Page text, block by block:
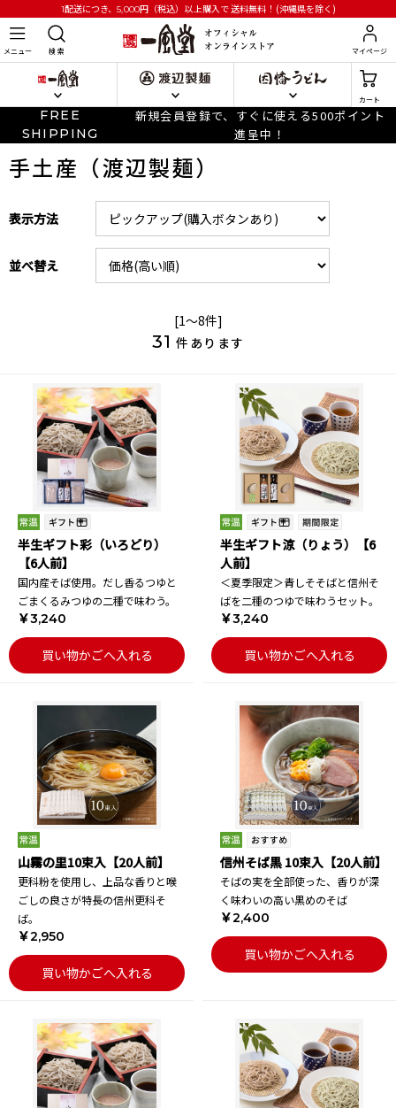
1配送につき、5,000円 （税込）以上購入で送料無料！(沖縄県を除く)
メニュー 検 索 マイページ
カート
FREE
SHIPPING
新規会員登録で、すぐに使える500ポイント
進呈中！
手土産（渡辺製麺）
表示方法
並べ替え
[1～8件]
31 件あります
半生ギフト彩（いろどり）
【6人前】
国内産そば使用。だし香るつゆと
ごまくるみつゆの二種で味わう。
￥3,240
買い物かごへ入れる
半生ギフト涼（りょう）【6
人前】
＜夏季限定＞青しそそばと信州そ
ばを二種のつゆで味わうセット。
￥3,240
買い物かごへ入れる
山霧の里10束入【20人前】
更科粉を使用し、上品な香りと喉
ごしの良さが特長の信州更科そ
ば。
￥2,950
買い物かごへ入れる
信州そば黒 10束入【20人前】
そばの実を全部使った、香りが深
く味わいの高い黒めのそば
￥2,400
買い物かごへ入れる